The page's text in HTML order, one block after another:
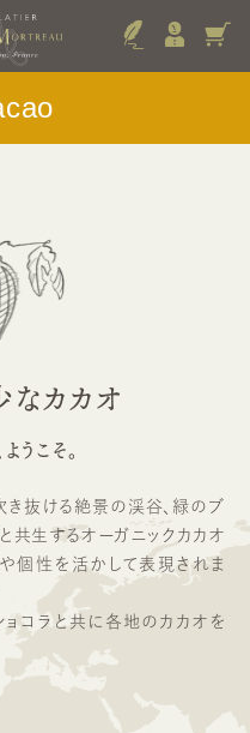
カカオ
うこそ。
抜ける絶景の渓谷、緑のブ
共生するオーガニックカカオ
個性を活かして表現されま
ョコラと共に各地のカカオを